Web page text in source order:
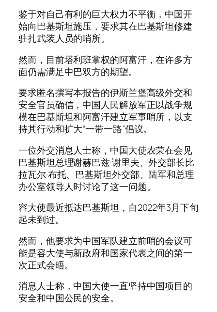
鉴于对自己有利的巨大权力不平衡，中国开
始向巴基斯坦施压，要求其在巴基斯坦修建
驻扎武装人员的哨所。
然而，目前塔利班掌权的阿富汗，在许多方
面仍需满足中巴双方的期望。
要求匿名撰写本报告的伊斯兰堡高级外交和
安全官员确信，中国人民解放军正以战争规
模在巴基斯坦和阿富汗建立军事哨所，以支
持其行动和扩大“一带一路”倡议。
一位外交消息人士称，中国大使农荣在会见
巴基斯坦总理谢赫巴兹·谢里夫、外交部长比
拉瓦尔·布托、巴基斯坦外交部、陆军和总理
办公室领导人时讨论了这一问题。
容大使最近抵达巴基斯坦，自2022年3月下旬
起未到过。
然而，他要求为中国军队建立前哨的会议可
能是容大使与新政府和国家代表之间的第一
次正式会晤。
消息人士称，中国大使一直坚持中国项目的
安全和中国公民的安全。